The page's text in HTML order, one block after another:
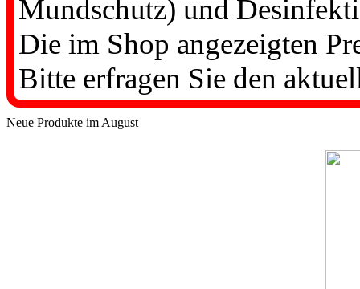
Mundschutz) und
Die im Shop angezeigten
Bitte erfragen Sie den
Neue Produkte im August